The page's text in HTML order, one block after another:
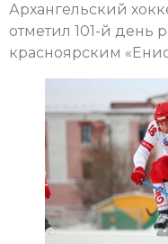
Архангельский
отметил 101-й
красноярским